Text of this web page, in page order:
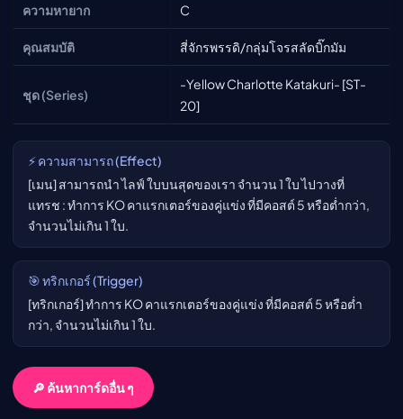
ความหายาก C
คุณสมบัติ สี่จักรพรรดิ/กลุ่มโจรสลัดบิ๊กมัม
ชุด (Series)
-Yellow Charlotte Katakuri- [ST-
20]
⚡ ความสามารถ (Effect)
[เมน] สามารถนำ ไลฟ์ ใบบนสุดของเรา จำนวน 1 ใบ ไปวางที่
แทรช : ทำการ KO คาแรกเตอร์ของคู่แข่ง ที่มีคอสต์ 5 หรือต่ำกว่า,
จำนวนไม่เกิน 1 ใบ.
🎯 ทริกเกอร์ (Trigger)
[ทริกเกอร์] ทำการ KO คาแรกเตอร์ของคู่แข่ง ที่มีคอสต์ 5 หรือต่ำ
กว่า, จำนวนไม่เกิน 1 ใบ.
🔎 ค้นหาการ์ดอื่น ๆ